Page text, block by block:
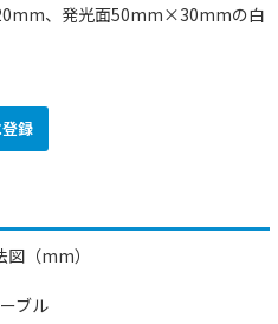
、発光面50mm×30mmの白
録
図（mm）
ブル